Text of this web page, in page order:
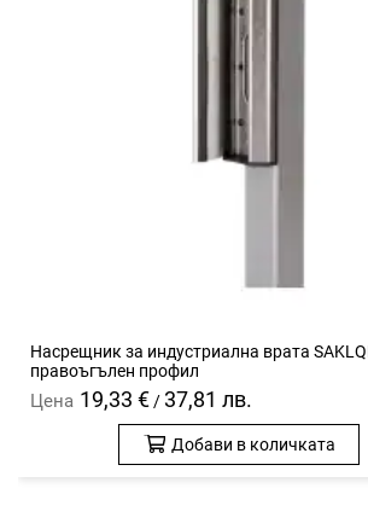
Насрещник за индустриална врата
правоъгълен профил
Цена 19,33 € / 37,81 лв.
Добави в количката